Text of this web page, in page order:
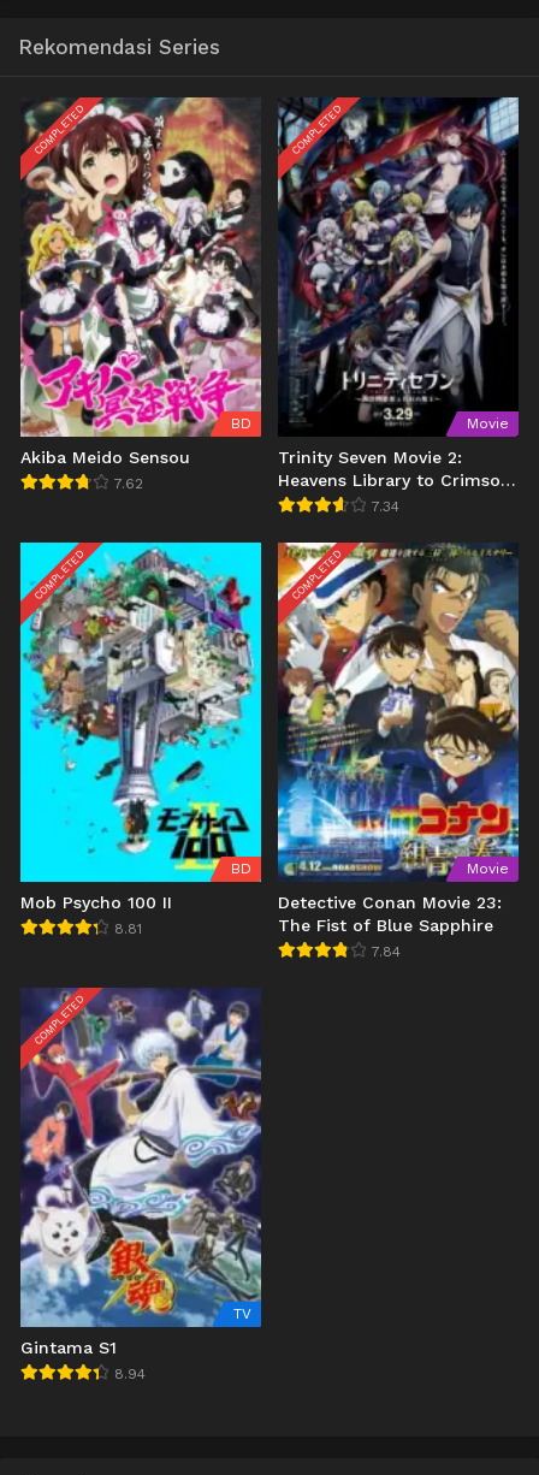
Rekomendasi Series
COMPLETED
BD
Akiba Meido Sensou
7.62
COMPLETED
Movie
Trinity Seven Movie 2:
Heavens Library to Crimson
Lord
7.34
COMPLETED
BD
Mob Psycho 100 II
8.81
COMPLETED
Movie
Detective Conan Movie 23:
The Fist of Blue Sapphire
7.84
COMPLETED
TV
Gintama S1
8.94